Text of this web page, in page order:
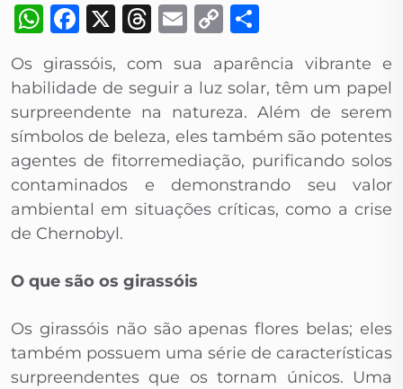
WhatsApp
Facebook
X Threads
Email
Copy
Link
Os girassóis, com sua aparência vibrante e
habilidade de seguir a luz solar, têm um papel
surpreendente na natureza. Além de serem
símbolos de beleza, eles também são potentes
agentes de fitorremediação, purificando solos
contaminados e demonstrando seu valor
ambiental em situações críticas, como a crise
de Chernobyl.
O que são os girassóis
Os girassóis não são apenas flores belas; eles
também possuem uma série de características
surpreendentes que os tornam únicos. Uma